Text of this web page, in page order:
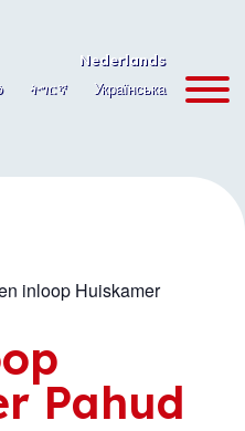
Nederlands
ትግርኛ Українська
inloop Huiskamer
Pahud